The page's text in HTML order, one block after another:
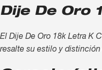
Dije De Oro
El Dije De Oro 18k Letra K
resalte su estilo y